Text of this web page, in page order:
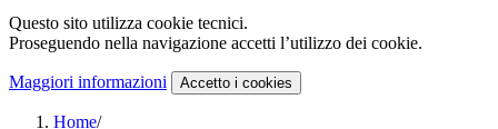
Questo sito utilizza cookie tecnici.
Proseguendo nella navigazione accetti l’utilizzo dei cookie.
Maggiori informazioni Accetto i cookies
Home/